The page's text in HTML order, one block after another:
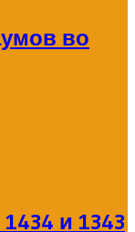
во
и 1343